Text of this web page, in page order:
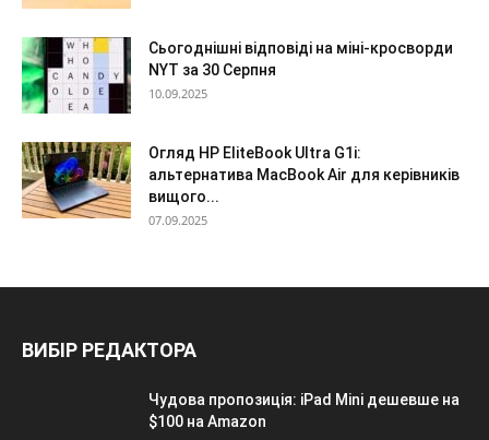
Сьогоднішні відповіді на міні-кросворди
NYT за 30 Серпня
10.09.2025
Огляд HP EliteBook Ultra G1i:
альтернатива MacBook Air для керівників
вищого...
07.09.2025
ВИБІР РЕДАКТОРА
Чудова пропозиція: iPad Mini дешевше на
$100 на Amazon